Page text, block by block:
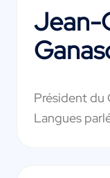
Jean-
Président du
Langues